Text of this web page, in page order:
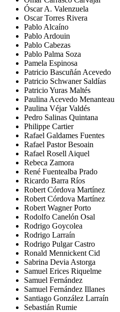
Óscar A. Valenzuela
Oscar Torres Rivera
Pablo Alcaíno
Pablo Ardouin
Pablo Cabezas
Pablo Palma Soza
Pamela Espinosa
Patricio Bascuñán Acevedo
Patricio Schwaner Saldías
Patricio Yuras Maltés
Paulina Acevedo Menanteau
Paulina Véjar Valdés
Pedro Salinas Quintana
Philippe Cartier
Rafael Galdames Fuentes
Rafael Pastor Besoain
Rafael Rosell Aiquel
Rebeca Zamora
René Fuentealba Prado
Ricardo Barra Ríos
Robert Córdova Martínez
Robert Córdova Martínez
Robert Wagner Porto
Rodolfo Canelón Osal
Rodrigo Goycolea
Rodrigo Larraín
Rodrigo Pulgar Castro
Ronald Mennickent Cid
Sabrina Devia Astorga
Samuel Erices Riquelme
Samuel Fernández
Samuel Fernández Illanes
Santiago González Larraín
Sebastián Rumie